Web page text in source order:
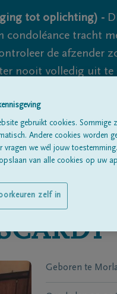
tot oplichting) -
tracht
de afzender
nooit volledig uit te
Geboren te
gebruikt cookies. Sommige
Andere cookies worden
vragen we wél jouw
van alle cookies op uw
zelf in